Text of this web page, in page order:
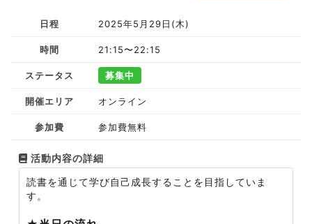
日程 2025年5月29日(木)
時間 21:15〜22:15
ステータス 募集中
開催エリア オンライン
参加費 参加費無料
活動内容の詳細
読書を通じて学び自己成長することを目指していま
す。